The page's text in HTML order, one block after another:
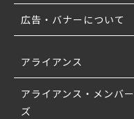
広告・バナーについて
アライアンス
アライアンス・メンバー
ズ